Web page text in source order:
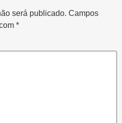
será publicado. Campos
*